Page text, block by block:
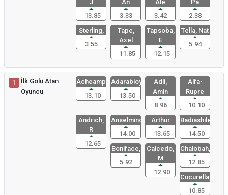
J
13.85
An
3.33
Ale
3.42
Pa
2.38
Sterling,
3.55
Tape,
Axel
11.85
Tapsoba,
E
12.15
Tella, Nat
5.94
1
İlk Golü Atan
Oyuncu
Acheampong
13.10
Adarabioyo
13.50
Adli,
Amin
8.96
Alfa-
Rupre
10.10
Andrich,
R
12.65
Anselmino,
14.00
Arthur
13.65
Badiashile
14.50
Boniface,
5.92
Caicedo,
M
12.90
Chalobah,
12.85
Cucurella,
10.85